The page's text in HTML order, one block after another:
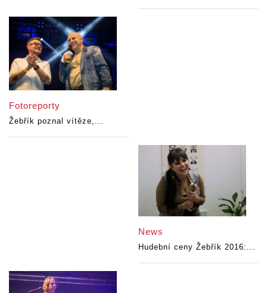
Fotoreporty
Žebřík poznal vítěze,...
News
Hudební ceny Žebřík 2016:...